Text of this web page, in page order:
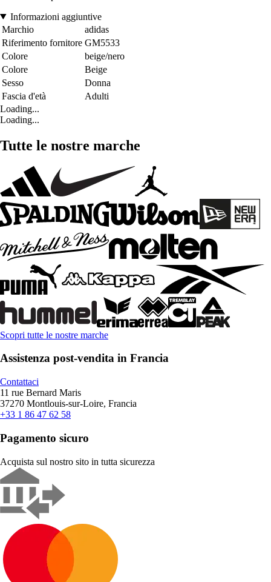
Informazioni aggiuntive
Marchio
adidas
Riferimento fornitore GM5533
Colore
beige/nero
Colore
Beige
Sesso
Donna
Fascia d'età
Adulti
Loading...
Loading...
Tutte le nostre marche
Scopri tutte le nostre marche
Assistenza post-vendita in Francia
Contattaci
11 rue Bernard Maris
37270 Montlouis-sur-Loire, Francia
+33 1 86 47 62 58
Pagamento sicuro
Acquista sul nostro sito in tutta sicurezza